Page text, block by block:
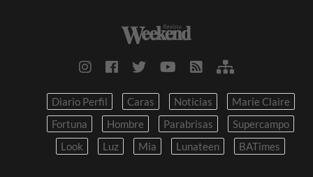
Diario Perfil Caras Noticias
Marie Claire
Fortuna
Hombre Parabrisas
Supercampo
Look
Luz Mia Lunateen BATimes